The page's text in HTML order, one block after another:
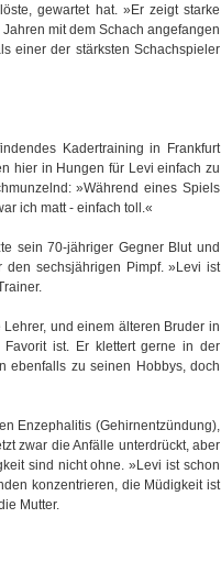
gewartet hat. »Er zeigt starke
mit dem Schach angefangen
einer der stärksten Schachspieler
Kadertraining in Frankfurt
hier in Hungen für Levi einfach zu
»Während eines Spiels
ich matt - einfach toll.«
sein 70-jähriger Gegner Blut und
sechsjährigen Pimpf. »Levi ist
und einem älteren Bruder in
ist. Er klettert gerne in der
ebenfalls zu seinen Hobbys, doch
Enzephalitis (Gehirnentzündung),
zwar die Anfälle unterdrückt, aber
sind nicht ohne. »Levi ist schon
konzentrieren, die Müdigkeit ist
Mutter.